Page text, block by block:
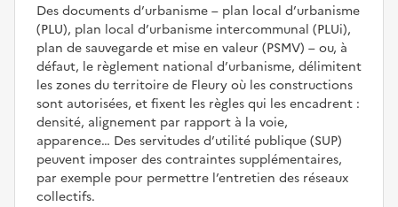
Des documents d’urbanisme – plan local d’urbanisme
(PLU), plan local d’urbanisme intercommunal (PLUi),
plan de sauvegarde et mise en valeur (PSMV) – ou, à
défaut, le règlement national d’urbanisme, délimitent
les zones du territoire de Fleury où les constructions
sont autorisées, et fixent les règles qui les encadrent :
densité, alignement par rapport à la voie,
apparence… Des servitudes d’utilité publique (SUP)
peuvent imposer des contraintes supplémentaires,
par exemple pour permettre l’entretien des réseaux
collectifs.